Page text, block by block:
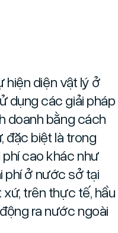
hiện diện vật lý ở
dụng các giải pháp
doanh bằng cách
đặc biệt là trong
cao khác như
phí ở nước sở tại
trên thực tế, hầu
ra nước ngoài